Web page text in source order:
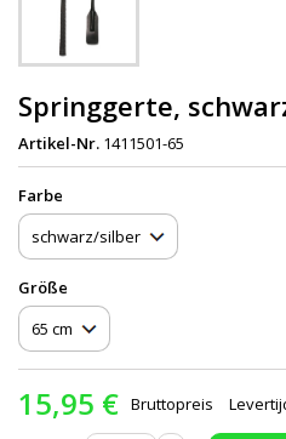
Springgerte,
Artikel-Nr. 1411501-65
Farbe
Größe
15,95 € Bruttopreis